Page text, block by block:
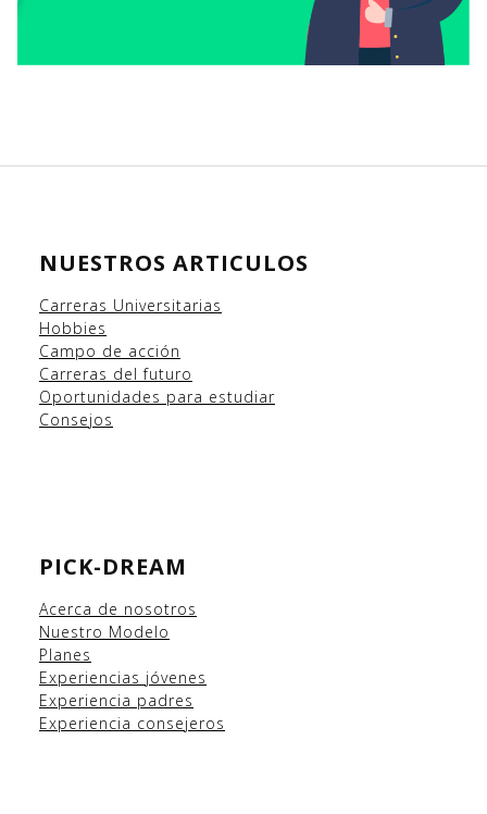
NUESTROS ARTICULOS
Carreras Universitarias
Hobbies
Campo de acción
Carreras del futuro
Oportunidades para estudiar
Consejos
PICK-DREAM
Acerca de nosotros
Nuestro Modelo
Planes
Experiencias jóvenes
Experiencia padres
Experiencia consejeros